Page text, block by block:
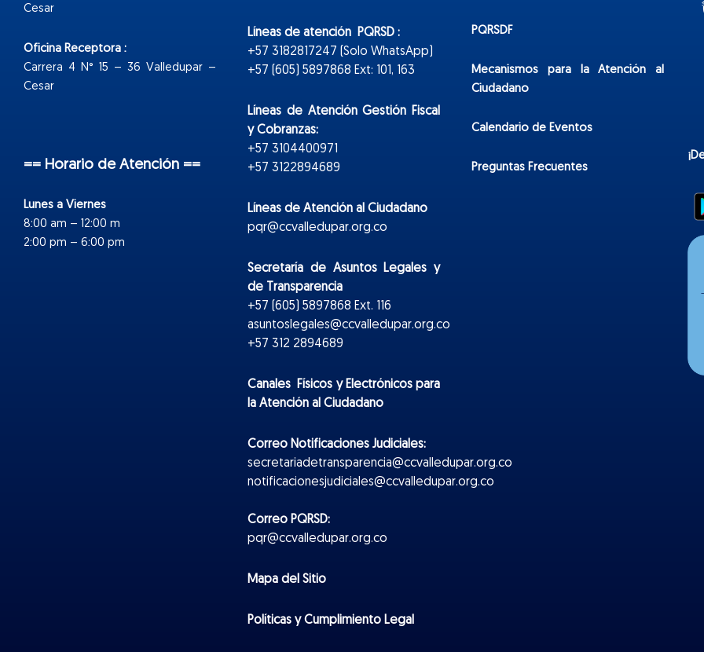
Cesar
Oficina Receptora :
Carrera 4 N° 15 – 36 Valledupar –
Cesar
== Horario de Atención ==
Lunes a Viernes
8:00 am – 12:00 m
2:00 pm – 6:00 pm
Líneas de atención PQRSD :
+57 3182817247 (Solo WhatsApp)
+57 (605) 5897868 Ext: 101, 163
Líneas de Atención Gestión Fiscal
y Cobranzas:
+57 3104400971
+57 3122894689
Líneas de Atención al Ciudadano
pqr@ccvalledupar.org.co
Secretaría de Asuntos Legales y
de Transparencia
+57 (605) 5897868 Ext. 116
asuntoslegales@ccvalledupar.org.co
+57 312 2894689
Canales Físicos yElectrónicospara
la Atención al Ciudadano
Correo Notificaciones Judiciales:
secretariadetransparencia@ccvalledupar.org.co
notificacionesjudiciales@ccvalledupar.org.co
Correo PQRSD:
pqr@ccvalledupar.org.co
Mapa del Sitio
Políticas y Cumplimiento Legal
PQRSDF
Mecanismos para la Atención al
Ciudadano
Calendario de Eventos
Preguntas Frecuentes